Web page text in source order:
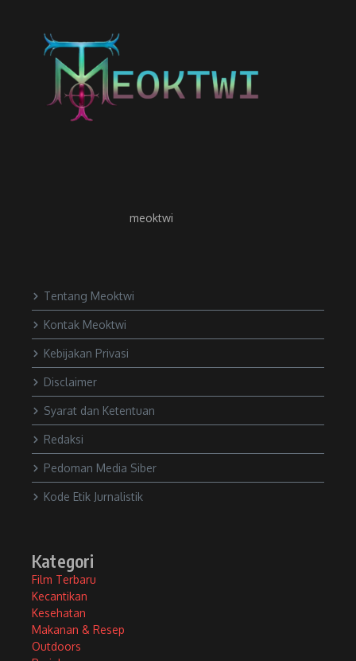
meoktwi
Tentang Meoktwi
Kontak Meoktwi
Kebijakan Privasi
Disclaimer
Syarat dan Ketentuan
Redaksi
Pedoman Media Siber
Kode Etik Jurnalistik
Kategori
Film Terbaru
Kecantikan
Kesehatan
Makanan & Resep
Outdoors